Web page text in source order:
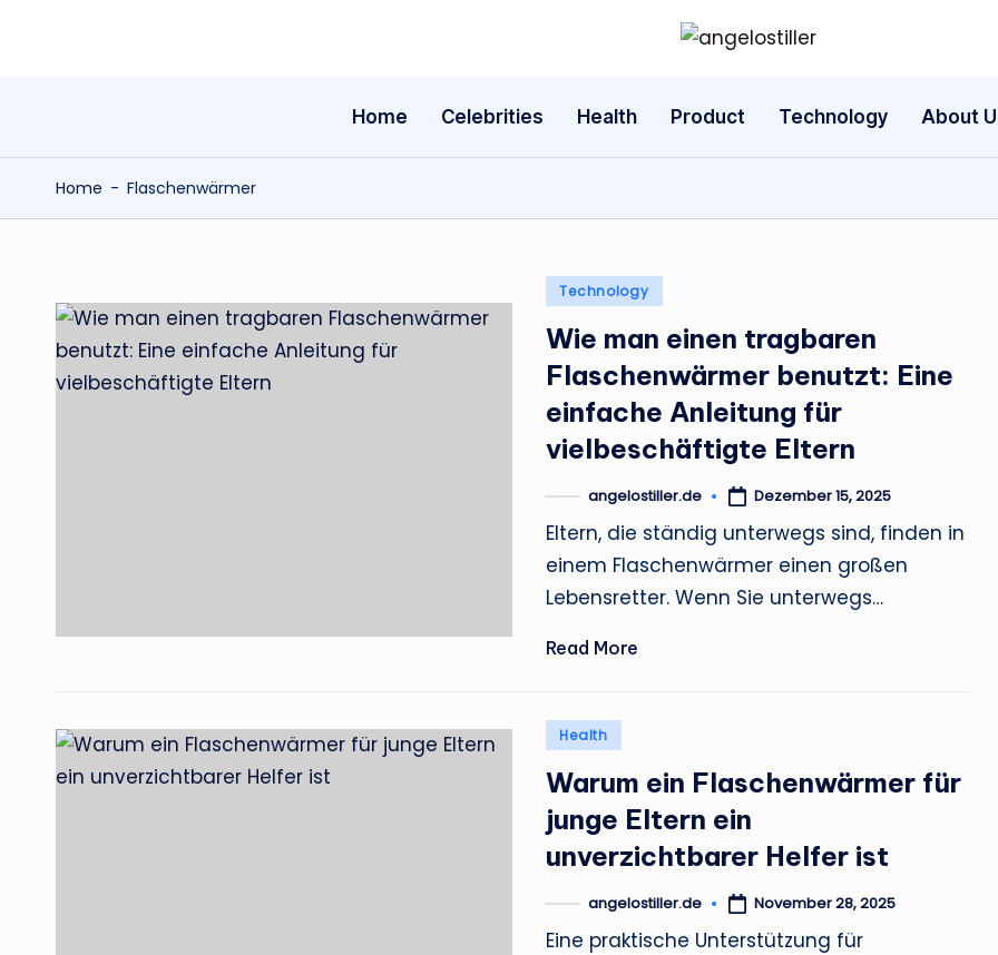
g
s
t
il
l
e
r
Home Celebrities Health Product Technology About
Home - Flaschenwärmer
Posted
Technology
Wie man einen tragbaren
Flaschenwärmer benutzt: Eine
einfache Anleitung für
vielbeschäftigte Eltern
Postedangelostiller.de Dezember 15, 2025
Eltern, die ständig unterwegs sind, finden in
einem Flaschenwärmer einen großen
Lebensretter. Wenn Sie unterwegs…
Read More
Posted
Health
Warum ein Flaschenwärmer für
junge Eltern ein
unverzichtbarer Helfer ist
Postedangelostiller.de November 28, 2025
Eine praktische Unterstützung für